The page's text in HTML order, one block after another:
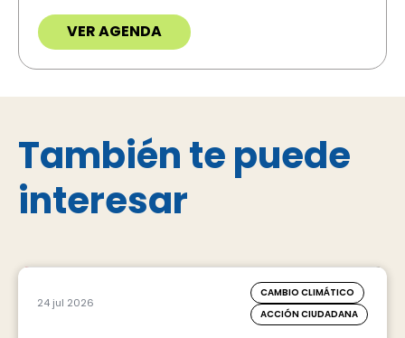
VER AGENDA
También te puede
interesar
24 jul 2026
CAMBIO CLIMÁTICO
ACCIÓN CIUDADANA